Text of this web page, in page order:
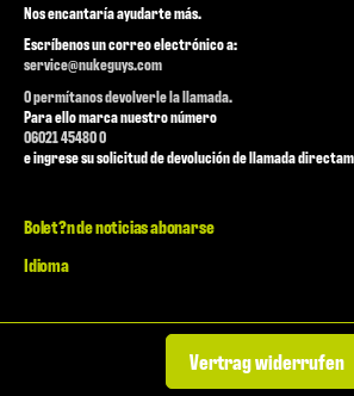
Nos encantaría ayudarte más.
Escríbenos un correo electrónico a:
service@nukeguys.com
O permítanos devolverle la llamada.
Para ello marca nuestro número
06021 45480 0
e ingrese su solicitud de devolución de llamada
Bolet?n de noticias abonarse
Idioma
Vertrag widerrufen